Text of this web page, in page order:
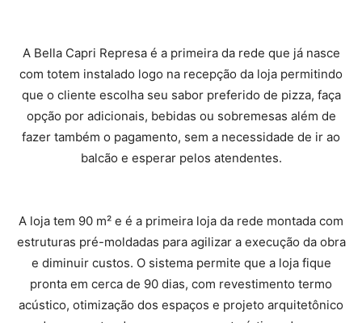
A Bella Capri Represa é a primeira da rede que já nasce
com totem instalado logo na recepção da loja permitindo
que o cliente escolha seu sabor preferido de pizza, faça
opção por adicionais, bebidas ou sobremesas além de
fazer também o pagamento, sem a necessidade de ir ao
balcão e esperar pelos atendentes.
A loja tem 90 m² e é a primeira loja da rede montada com
estruturas pré-moldadas para agilizar a execução da obra
e diminuir custos. O sistema permite que a loja fique
pronta em cerca de 90 dias, com revestimento termo
acústico, otimização dos espaços e projeto arquitetônico